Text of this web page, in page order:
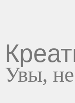
Увы,